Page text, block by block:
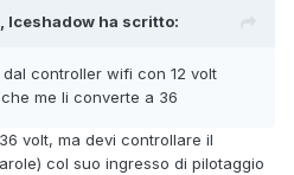
Iceshadow ha scritto:
controller wifi con 12 volt
me li converte a 36
volt, ma devi controllare il
col suo ingresso di pilotaggio